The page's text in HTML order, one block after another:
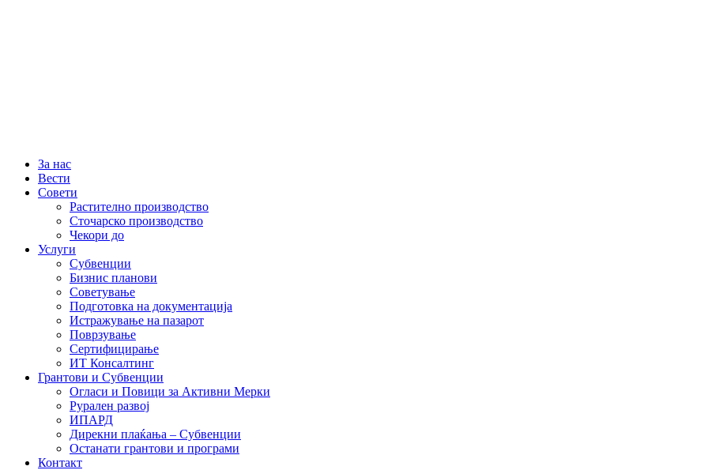
За нас
Вести
Совети
Растително производство
Сточарско производство
Чекори до
Услуги
Субвенции
Бизнис планови
Советување
Подготовка на документација
Истражување на пазарот
Поврзување
Сертифицирање
ИТ Консалтинг
Грантови и Субвенции
Огласи и Повици за Активни Мерки
Рурален развој
ИПАРД
Дирекни плаќања – Субвенции
Останати грантови и програми
Контакт